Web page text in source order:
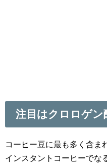
注目はクロロゲン
コーヒー豆に最も多く含ま
インスタントコーヒーでな